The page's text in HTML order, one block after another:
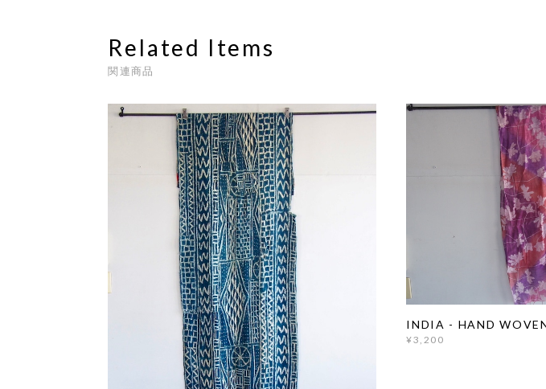
Related Items
関連商品
INDIA - HAND
¥3,200